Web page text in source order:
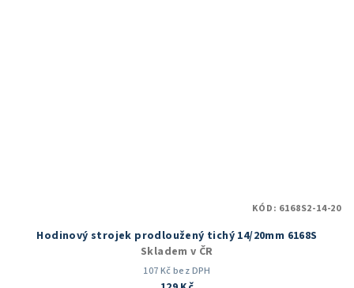
Hodinový strojek prodloužený tichý 14/20mm 6168S
Skladem v ČR
107 Kč bez DPH
KÓD: 6168S2-14-20